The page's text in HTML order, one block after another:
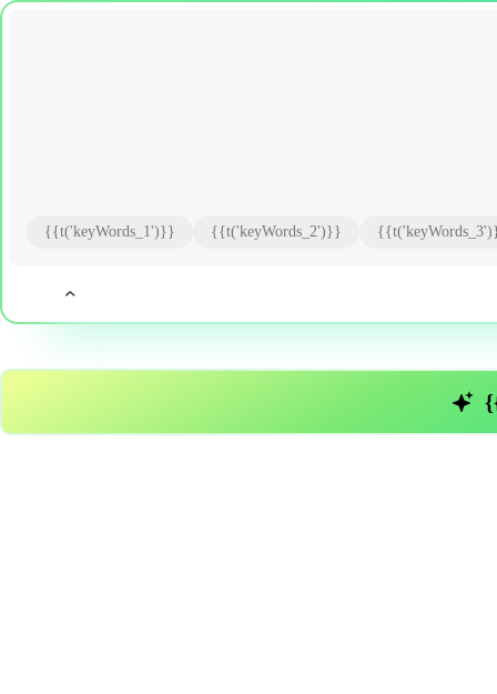
{{t('keyWords_1')}} {{t('keyWords_2')}}